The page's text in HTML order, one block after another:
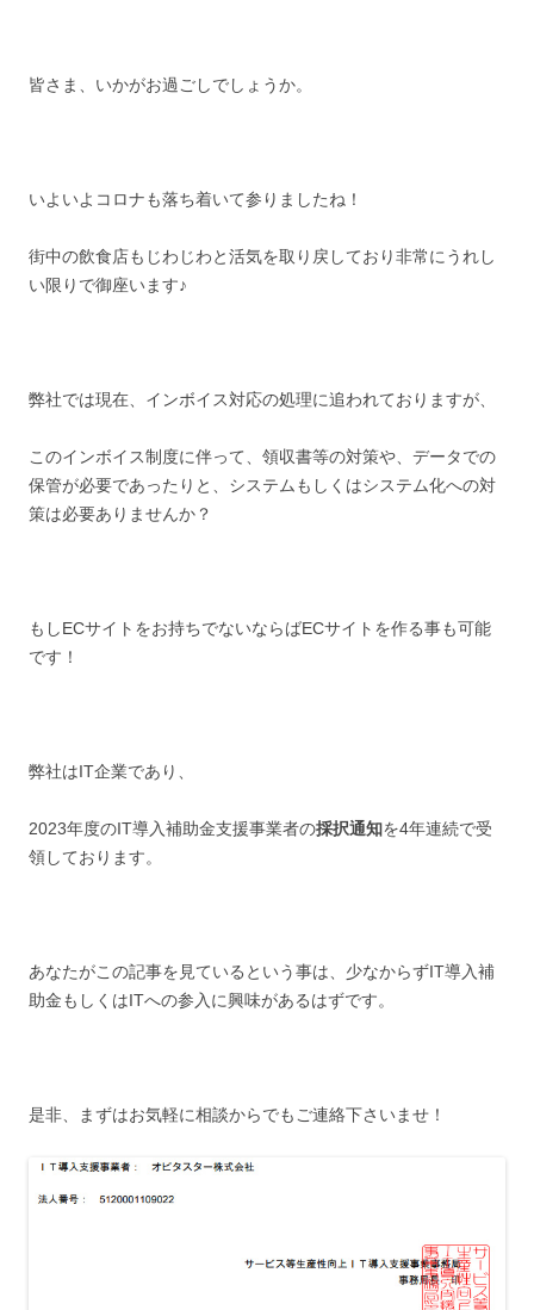
皆さま、いかがお過ごしでしょうか。
いよいよコロナも落ち着いて参りましたね！
街中の飲食店もじわじわと活気を取り戻しており非常にうれし
い限りで御座います♪
弊社では現在、インボイス対応の処理に追われておりますが、
このインボイス制度に伴って、領収書等の対策や、データでの
保管が必要であったりと、システムもしくはシステム化への対
策は必要ありませんか？
もしECサイトをお持ちでないならばECサイトを作る事も可能
です！
弊社はIT企業であり、
2023年度のIT導入補助金支援事業者の採択通知を4年連続で受
領しております。
あなたがこの記事を見ているという事は、少なからずIT導入補
助金もしくはITへの参入に興味があるはずです。
是非、まずはお気軽に相談からでもご連絡下さいませ！